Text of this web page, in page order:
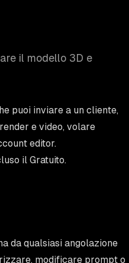
il modello 3D e
puoi inviare a un cliente,
e video, volare
editor.
il Gratuito.
da qualsiasi angolazione
modificare prompt o